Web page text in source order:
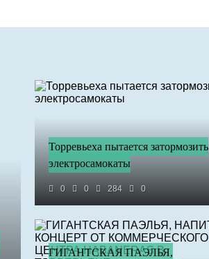
Торревьеха пытается затормозить
электросамокаты
0 0 284 0
ГИГАНТСКАЯ ПАЭЛЬЯ,